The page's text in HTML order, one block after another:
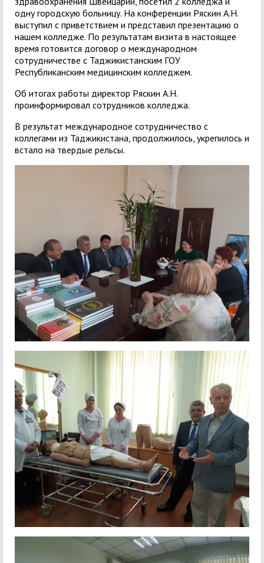
одну городскую больницу. На конференции Ряскин А.Н.
выступил с приветствием и представил презентацию о
нашем колледже. По результатам визита в настоящее
время готовится договор о международном
сотрудничестве с Таджикистанским ГОУ
Республиканским медицинским колледжем.
Об итогах работы директор Ряскин А.Н.
проинформировал сотрудников колледжа.
В результат международное сотрудничество с
коллегами из Таджикистана, продолжилось, укрепилось и
встало на твердые рельсы.